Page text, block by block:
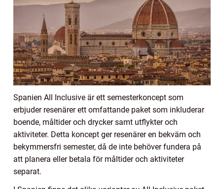
Spanien All Inclusive är ett semesterkoncept som
erbjuder resenärer ett omfattande paket som inkluderar
boende, måltider och drycker samt utflykter och
aktiviteter. Detta koncept ger resenärer en bekväm och
bekymmersfri semester, då de inte behöver fundera på
att planera eller betala för måltider och aktiviteter
separat.